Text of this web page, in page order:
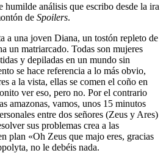
análisis que escribo desde la ira
de Spoilers.
a una joven Diana, un tostón repleto de
un matriarcado. Todas son mujeres
y depiladas en un mundo sin
se hace referencia a lo más obvio,
a la vista, ellas se comen el coño en
ver eso, pero no. Por el contrario
amazonas, vamos, unos 15 minutos
entre dos señores (Zeus y Ares)
sus problemas crea a las
plan «Oh Zeus que majo eres, gracias
no le debéis nada.